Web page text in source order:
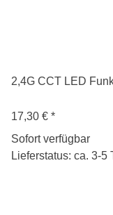
2,4G CCT LED
17,30 € *
Sofort verfügbar
Lieferstatus: ca. 3-5